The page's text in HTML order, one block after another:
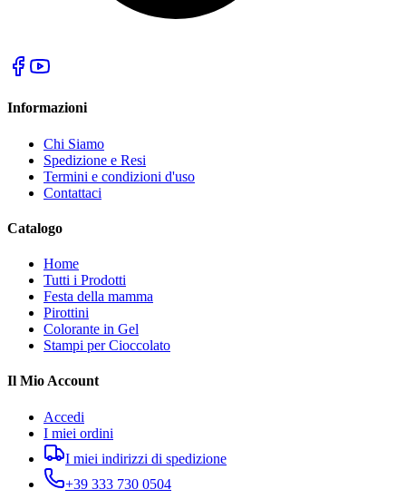
Informazioni
Chi Siamo
Spedizione e Resi
Termini e condizioni d'uso
Contattaci
Catalogo
Home
Tutti i Prodotti
Festa della mamma
Pirottini
Colorante in Gel
Stampi per Cioccolato
Il Mio Account
Accedi
I miei ordini
I miei indirizzi di spedizione
+39 333 730 0504